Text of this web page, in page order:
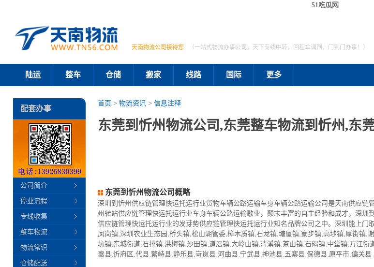
51吃瓜网
天南物流公司接待您 （一站式物流办事公司，天下专线中转，回程车调剂，门到门办事！）
陆运 整车 仓储 搬家 线路 国际 更多
首页 > 物流资讯> 信息注释
东莞到忻州物流公司,东莞整车物流到忻州,东
东莞到忻州物流公司概略
深圳到忻州供应链管理快运托运行业货物车辆公路运输车身车辆公路运输公司是天南供应链
州转站供应链管理快运托运行业车身车辆公路运输歇业，颠末丰富的自主经验和成才，深圳
供应链管理快运托运行业的发芽势供应链管理快运托运行业知名品牌公司之中。深圳能上门
凤岗镇,深圳农业生态园,桥头镇,松山湖管委,樟木质镇,石龙镇,塘厦镇,寮步镇,高埗镇,厚街镇,
坑镇,东城衔道,石排镇,洪梅镇,沙田镇,道滘镇,大岭山镇,清溪镇,茶山镇,石碣镇,中堂镇,万江
襄县,忻府区,代县,繁峙县,静乐县,岢岚县,河曲县,宁武县,神池县,五寨县,保德县,原平市,偏关县
配套办事
公司简介
停业流程
专线收集
整车物流
物流常识
仓储配送